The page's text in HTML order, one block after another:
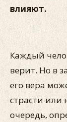
влияют.
Каждый
верит. Но в
его вера
страсти или
очередь,